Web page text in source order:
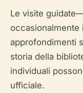
Le visite
approfondimenti
storia della
individuali
ufficiale.